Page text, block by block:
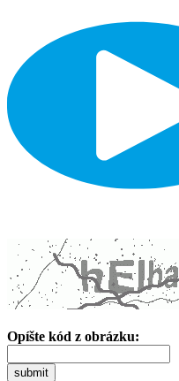
Opíšte kód z obrázku:
submit